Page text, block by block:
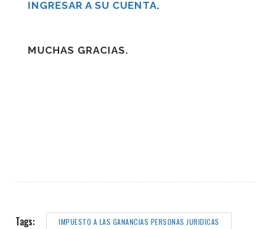
INGRESAR A SU CUENTA.
MUCHAS GRACIAS.
Tags: IMPUESTO A LAS GANANCIAS PERSONAS JURIDICAS